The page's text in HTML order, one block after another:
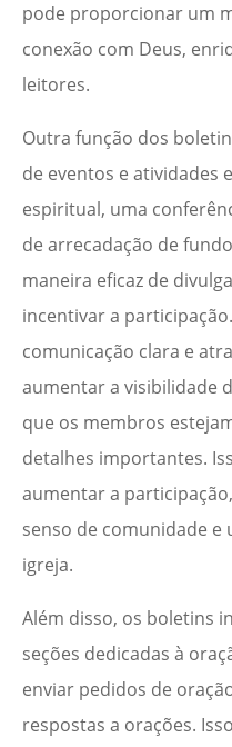
pode proporcionar um
conexão com Deus,
leitores.
Outra função dos
de eventos e atividades
espiritual, uma
de arrecadação de
maneira eficaz de
incentivar a
comunicação clara e
aumentar a visibilidade
que os membros
detalhes importantes.
aumentar a
senso de comunidade
igreja.
Além disso, os boletins
seções dedicadas à
enviar pedidos de
respostas a orações.